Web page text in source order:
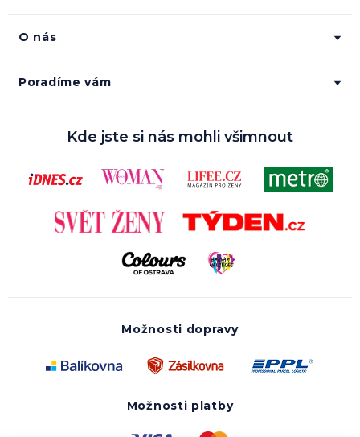
O nás
Poradíme vám
Kde jste si nás mohli všimnout
Možnosti dopravy
Možnosti platby